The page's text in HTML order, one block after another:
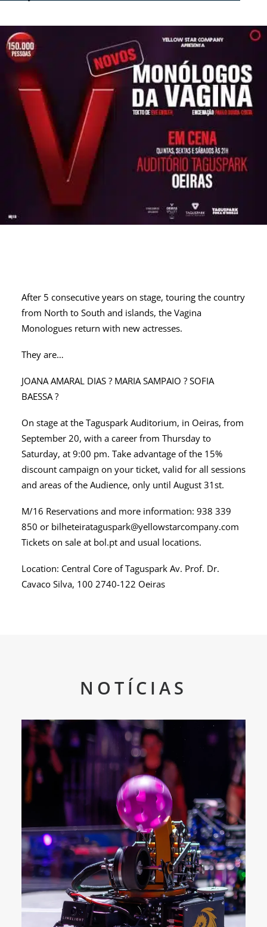
After 5 consecutive years on stage, touring the country
from North to South and islands, the Vagina
Monologues return with new actresses.
They are…
JOANA AMARAL DIAS ? MARIA SAMPAIO ? SOFIA
BAESSA ?
On stage at the Taguspark Auditorium, in Oeiras, from
September 20, with a career from Thursday to
Saturday, at 9:00 pm. Take advantage of the 15%
discount campaign on your ticket, valid for all sessions
and areas of the Audience, only until August 31st.
M/16 Reservations and more information: 938 339
850 or bilheteirataguspark@yellowstarcompany.com
Tickets on sale at bol.pt and usual locations.
Location: Central Core of Taguspark Av. Prof. Dr.
Cavaco Silva, 100 2740-122 Oeiras
NOTÍCIAS